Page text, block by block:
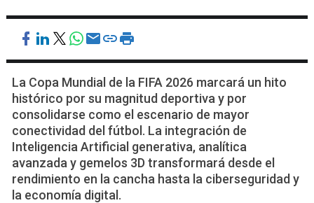
La Copa Mundial de la FIFA 2026 marcará un hito
histórico por su magnitud deportiva y por
consolidarse como el escenario de mayor
conectividad del fútbol. La integración de
Inteligencia Artificial generativa, analítica
avanzada y gemelos 3D transformará desde el
rendimiento en la cancha hasta la ciberseguridad y
la economía digital.